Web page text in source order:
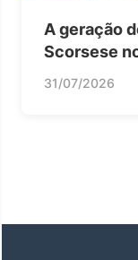
A geração
Scorsese
31/07/2026